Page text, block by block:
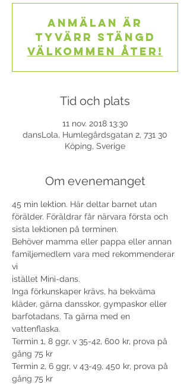
Anmälan är
tyvärr stängd
Välkommen åter!
Tid och plats
11 nov. 2018 13:30
dansLola, Humlegårdsgatan 2, 731 30
Köping, Sverige
Om evenemanget
45 min lektion. Här deltar barnet utan
förälder. Föräldrar får närvara första och
sista lektionen på terminen.
Behöver mamma eller pappa eller annan
familjemedlem vara med rekommenderar
vi
istället Mini-dans.
Inga förkunskaper krävs, ha bekväma
kläder, gärna dansskor, gympaskor eller
barfotadans. Ta gärna med en
Termin 1, 8 ggr, v 35-42, 600 kr, prova på
gång 75 kr
Termin 2, 6 ggr, v 43-49, 450 kr, prova på
gång 75 kr